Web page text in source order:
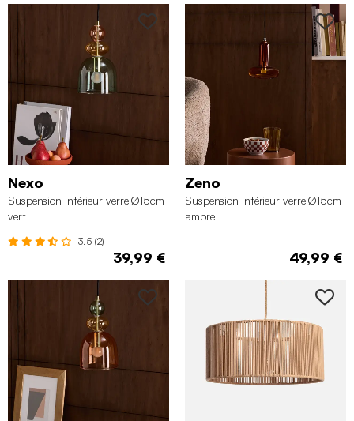
Nexo
Suspension intérieur verre Ø15cm
vert
3.5 (2)
39,99 €
Zeno
Suspension intérieur verre Ø15cm
ambre
49,99 €